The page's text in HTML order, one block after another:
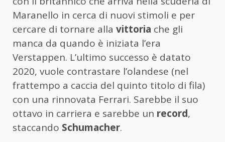
Maranello in cerca di nuovi stimoli e per
cercare di tornare alla vittoria che gli
manca da quando è iniziata l’era
Verstappen. L’ultimo successo è datato
2020, vuole contrastare l’olandese (nel
frattempo a caccia del quinto titolo di fila)
con una rinnovata Ferrari. Sarebbe il suo
ottavo in carriera e sarebbe un record,
staccando Schumacher.